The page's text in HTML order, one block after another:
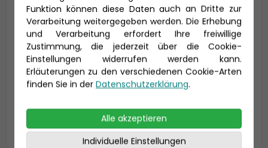
Geburtsdatum
Funktion können diese Daten auch an Dritte zur
Verarbeitung weitergegeben werden. Die Erhebung
und Verarbeitung erfordert Ihre freiwillige
Zustimmung, die jederzeit über die Cookie-
Einstellungen widerrufen werden kann.
Erläuterungen zu den verschiedenen Cookie-Arten
finden Sie in der Datenschutzerklärung.
Alle akzeptieren
Individuelle Einstellungen